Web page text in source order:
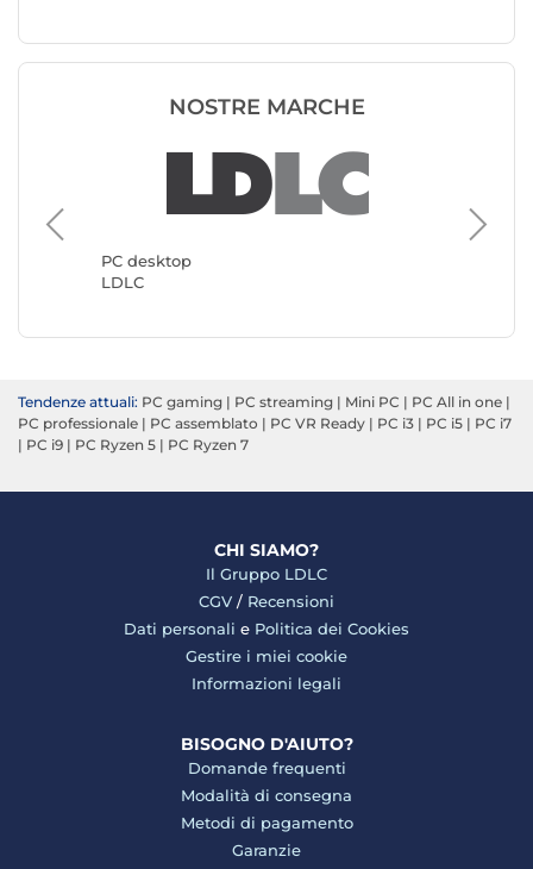
NOSTRE MARCHE
PC desktop
LDLC
PC
Tendenze attuali: PC gaming | PC streaming | Mini PC | PC All in one |
PC professionale | PC assemblato | PC VR Ready | PC i3 | PC i5 | PC i7
| PC i9 | PC Ryzen 5 | PC Ryzen 7
CHI SIAMO?
Il Gruppo LDLC
CGV / Recensioni
Dati personali e Politica dei Cookies
Gestire i miei cookie
Informazioni legali
BISOGNO D'AIUTO?
Domande frequenti
Modalità di consegna
Metodi di pagamento
Garanzie